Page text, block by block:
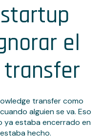
el
transfer como
alguien se va. Eso
ya estaba encerrado en
hecho.